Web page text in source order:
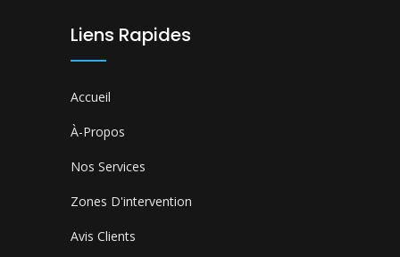
Liens Rapides
Accueil
À-Propos
Nos Services
Zones D'intervention
Avis Clients